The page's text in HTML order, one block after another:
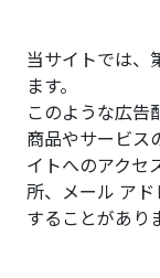
当サイトでは、
ます。
このような広告
商品やサービス
イトへのアクセ
所、メール ア
することがあり